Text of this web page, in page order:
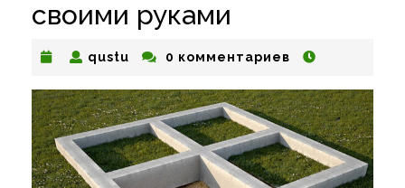
своими руками
qustu qustu0 комментариев